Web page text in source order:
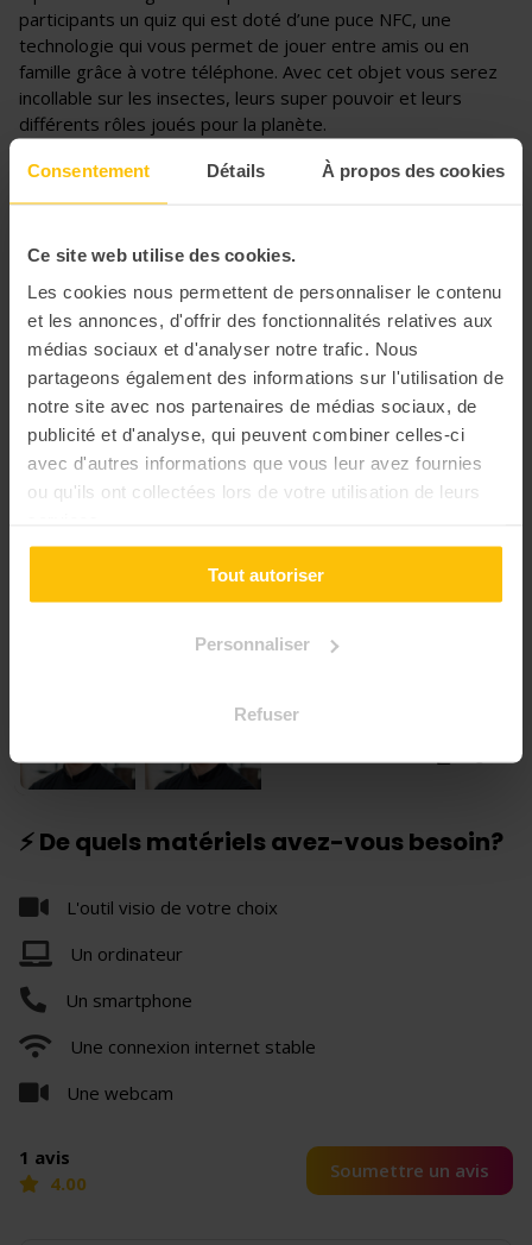
Consentement Détails À propos des cookies
Ce site web utilise des cookies.
Les cookies nous permettent de personnaliser le contenu
et les annonces, d'offrir des fonctionnalités relatives aux
médias sociaux et d'analyser notre trafic. Nous
partageons également des informations sur l'utilisation de
notre site avec nos partenaires de médias sociaux, de
publicité et d'analyse, qui peuvent combiner celles-ci
avec d'autres informations que vous leur avez fournies
ou qu'ils ont collectées lors de votre utilisation de leurs
Tout autoriser
Personnaliser
Refuser
participants un quiz qui est doté d’une puce NFC, une
technologie qui vous permet de jouer entre amis ou en
famille grâce à votre téléphone. Avec cet objet vous serez
incollable sur les insectes, leurs super pouvoir et leurs
différents rôles joués pour la planète.
+3
⚡ De quels matériels avez-vous besoin?
L'outil visio de votre choix
Un ordinateur
Un smartphone
Une connexion internet stable
Une webcam
1 avis
4.00
Soumettre un avis